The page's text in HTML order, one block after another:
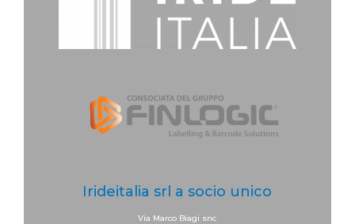
Irideitalia srl a socio unico
Via Marco Biagi snc